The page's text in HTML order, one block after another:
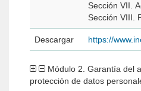
Sección VII.
Sección VIII.
Descargar https://
protección de datos